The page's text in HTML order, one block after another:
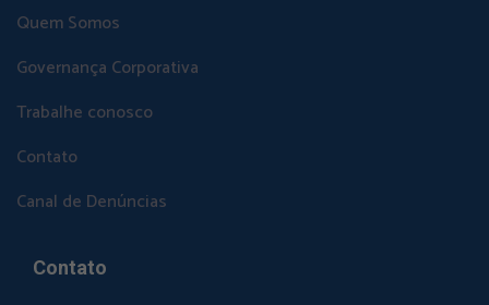
Quem Somos
Governança Corporativa
Trabalhe conosco
Contato
Canal de Denúncias
Contato